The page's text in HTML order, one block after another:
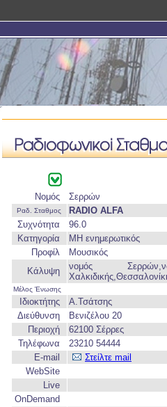
Νομός Σερρών
Ραδ. Σταθμος
RADIO ALFA
Συχνότητα
96.0
Κατηγορία
ΜΗ ενημερωτικός
Προφίλ
Μουσικός
Κάλυψη
νομός
Μέλος Ένωσης
Ιδιοκτήτης
Α.Τσάτσης
Διεύθυνση
Βενιζέλου 20
Περιοχή
62100 Σέρρες
Τηλέφωνα
23210 54444
E-mail
Στείλτε mail
WebSite
Live
OnDemand